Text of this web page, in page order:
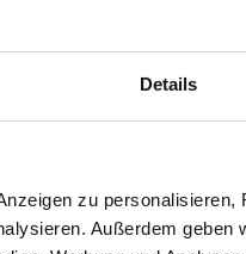
Details
zu
Außerdem